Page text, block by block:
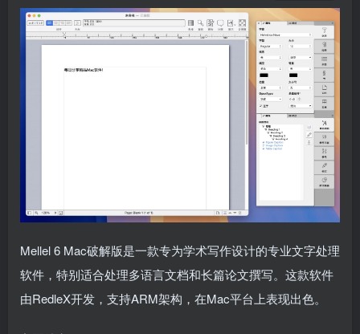
Mellel 6 Mac破解版是一款专为学术写作设计的专业文字处理
软件，特别适合处理多语言文档和长篇论文撰写。这款软件
由RedleX开发，支持ARM架构，在Mac平台上表现出色。